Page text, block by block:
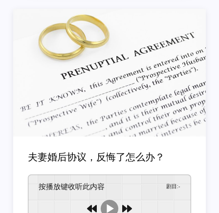
夫妻婚后协议，反悔了怎么办？
按播放键收听此内容 剧目 :-